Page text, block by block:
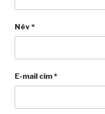
Név*
E-mail cím*